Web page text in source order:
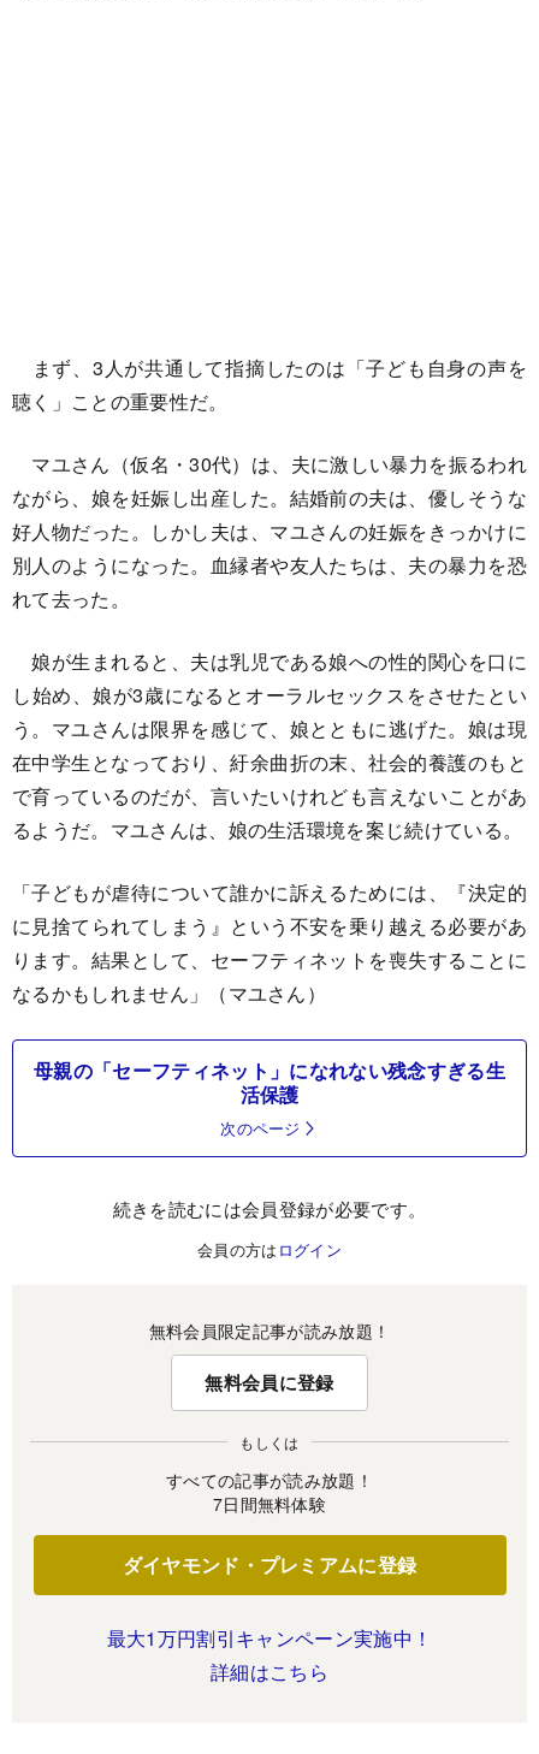
まず、3人が共通して指摘したのは「子ども自身の声を
聴く」ことの重要性だ。
マユさん（仮名・30代）は、夫に激しい暴力を振るわれ
ながら、娘を妊娠し出産した。結婚前の夫は、優しそうな
好人物だった。しかし夫は、マユさんの妊娠をきっかけに
別人のようになった。血縁者や友人たちは、夫の暴力を恐
れて去った。
娘が生まれると、夫は乳児である娘への性的関心を口に
し始め、娘が3歳になるとオーラルセックスをさせたとい
う。マユさんは限界を感じて、娘とともに逃げた。娘は現
在中学生となっており、紆余曲折の末、社会的養護のもと
で育っているのだが、言いたいけれども言えないことがあ
るようだ。マユさんは、娘の生活環境を案じ続けている。
「子どもが虐待について誰かに訴えるためには、『決定的
に見捨てられてしまう』という不安を乗り越える必要があ
ります。結果として、セーフティネットを喪失することに
なるかもしれません」（マユさん）
母親の「セーフティネット」になれない残念すぎる生
活保護
次のページ
続きを読むには会員登録が必要です。
会員の方は ログイン
無料会員限定記事が読み放題！
無料会員に登録
もしくは
すべての記事が読み放題！
7日間無料体験
ダイヤモンド・プレミアムに登録
最大1万円割引キャンペーン実施中！
詳細はこちら